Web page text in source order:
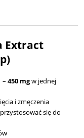
Extract
– 450 mgw jednej
i zmęczenia
się do